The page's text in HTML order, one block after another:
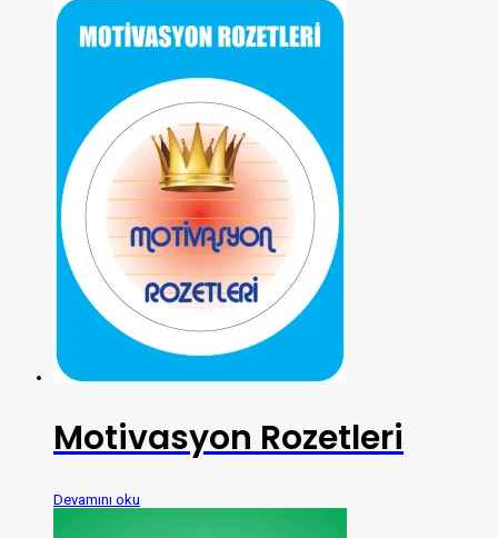
Motivasyon Rozetleri
Devamını oku